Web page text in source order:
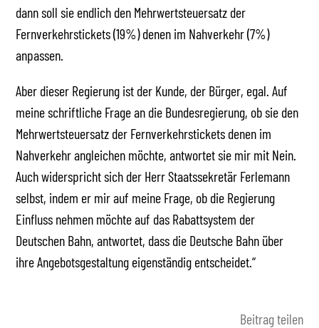
dann soll sie endlich den Mehrwertsteuersatz der
Fernverkehrstickets (19%) denen im Nahverkehr (7%)
anpassen.
Aber dieser Regierung ist der Kunde, der Bürger, egal. Auf
meine schriftliche Frage an die Bundesregierung, ob sie den
Mehrwertsteuersatz der Fernverkehrstickets denen im
Nahverkehr angleichen möchte, antwortet sie mir mit Nein.
Auch widerspricht sich der Herr Staatssekretär Ferlemann
selbst, indem er mir auf meine Frage, ob die Regierung
Einfluss nehmen möchte auf das Rabattsystem der
Deutschen Bahn, antwortet, dass die Deutsche Bahn über
ihre Angebotsgestaltung eigenständig entscheidet.“
Beitrag teilen